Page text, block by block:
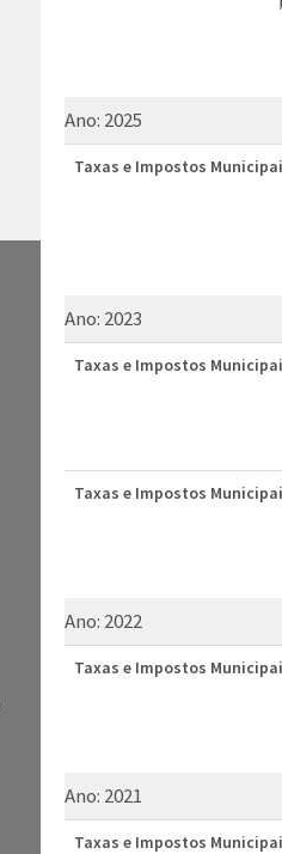
Ano: 2025
Taxas e Impostos
Ano: 2023
Taxas e Impostos
Taxas e Impostos
Ano: 2022
Taxas e Impostos
Ano: 2021
Taxas e Impostos